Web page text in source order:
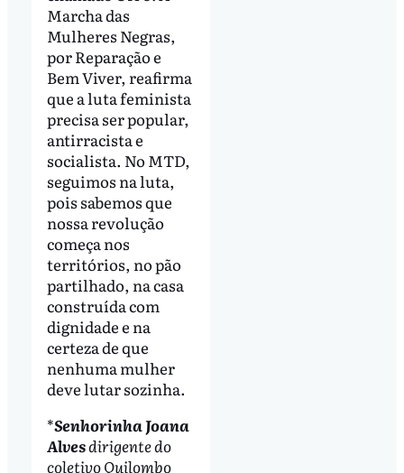
Marcha das
Mulheres Negras,
por Reparação e
Bem Viver, reafirma
que a luta feminista
precisa ser popular,
antirracista e
socialista. No MTD,
seguimos na luta,
pois sabemos que
nossa revolução
começa nos
territórios, no pão
partilhado, na casa
construída com
dignidade e na
certeza de que
nenhuma mulher
deve lutar sozinha.
*Senhorinha Joana
Alvesdirigente do
coletivo Quilombo